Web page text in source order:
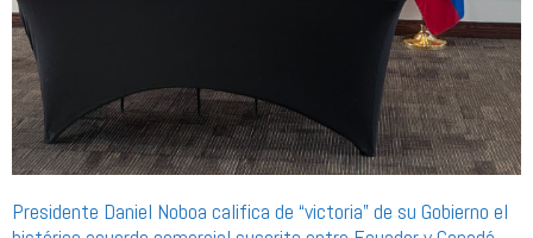
Presidente Daniel Noboa califica de “victoria” de su Gobierno el